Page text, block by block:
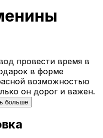
провести время в
в форме
возможностью
он дорог и важен.
больше